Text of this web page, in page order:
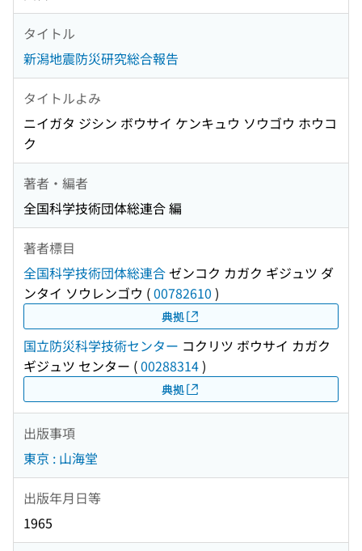
タイトル
新潟地震防災研究総合報告
タイトルよみ
ニイガタ ジシン ボウサイ ケンキュウ ソウゴウ ホウコ
ク
著者・編者
全国科学技術団体総連合 編
著者標目
全国科学技術団体総連合ゼンコク カガク ギジュツ ダ
ンタイ ソウレンゴウ (00782610 )
典拠
国立防災科学技術センター コクリツ ボウサイ カガク
ギジュツ センター (00288314)
典拠
出版事項
東京 : 山海堂
出版年月日等
1965